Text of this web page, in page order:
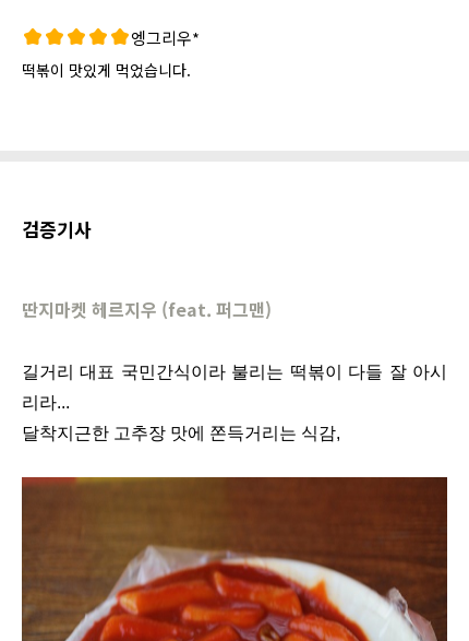
하셨어요. 물건 갯수가 20개 정도로 많아서 2층으로 쌓아져 있었
는데, 확인하니, 위에 거는 모두 3월이고 (3월 11일, 24일, 31일)
이고 아래 박스는 11월이네요. 유통기한이 40일 정도 남은 물건
기한이 짧다는 안내를 하는 것이 좋겠습니다. 아마 유통기한을 보
았으면 반품하였을 겁니다.사진도 동봉합니다. 3월 거는 모두 위
엥그리우*
떡볶이 맛있게 먹었습니다.
검증기사
딴지마켓 헤르지우 (feat. 퍼그맨)
길거리 대표 국민간식이라 불리는 떡볶이 다들 잘 아시
리라...
달착지근한 고추장 맛에 쫀득거리는 식감,